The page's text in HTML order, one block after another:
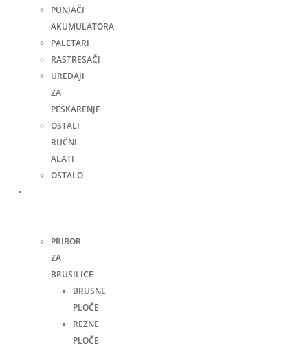
PUNJAČI
AKUMULATORA
PALETARI
RASTRESAČI
UREĐAJI
ZA
PESKARENJE
OSTALI
RUČNI
ALATI
OSTALO
PRIBOR
ZA
BRUSILICE
BRUSNE
PLOČE
REZNE
PLOČE